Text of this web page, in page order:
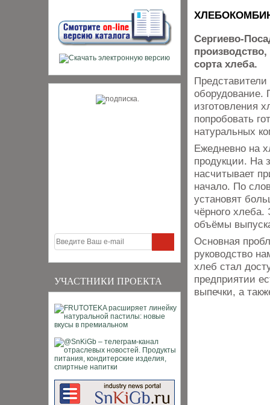
УЧАСТНИКИ ПРОЕКТА
Сергиево-
сорта хлеба.
оборудование.
изготовления
попробовать
натуральных
Ежедневно на
продукции. На
насчитывает
начало. По
установят
чёрного
объёмы
Основная
руководство
хлеб стал
предприятии
выпечки, а